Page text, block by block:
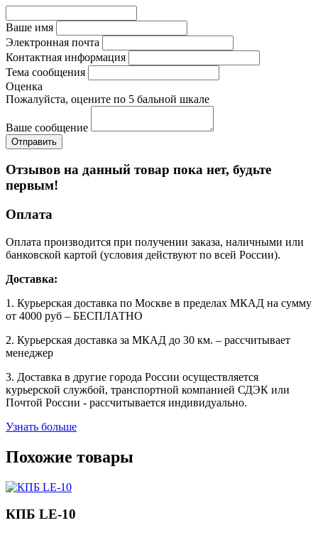
Ваше имя
Электронная почта
Контактная информация
Тема сообщения
Оценка
Пожалуйста, оцените по 5 бальной шкале
Ваше сообщение
Отзывов на данный товар пока нет, будьте
первым!
Оплата
Оплата производится при получении заказа, наличными или
банковской картой (условия действуют по всей России).
Доставка:
1. Курьерская доставка по Москве в пределах МКАД на сумму
от 4000 руб – БЕСПЛАТНО
2. Курьерская доставка за МКАД до 30 км. – рассчитывает
менеджер
3. Доставка в другие города России осуществляется
курьерской службой, транспортной компанией СДЭК или
Почтой России - рассчитывается индивидуально.
Узнать больше
Похожие товары
КПБ LE-10